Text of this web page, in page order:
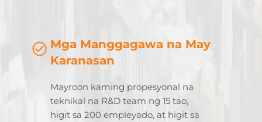
Mga Manggagawa na May
Karanasan
Mayroon kaming propesyonal na
teknikal na R&D team ng 15 tao,
higit sa 200 empleyado, at higit sa